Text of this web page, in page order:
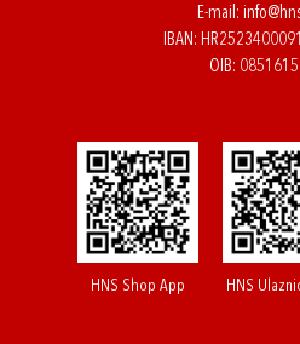
E-mail:
IBAN:
OIB:
HNS Shop App HNS